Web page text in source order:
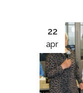
22
apr